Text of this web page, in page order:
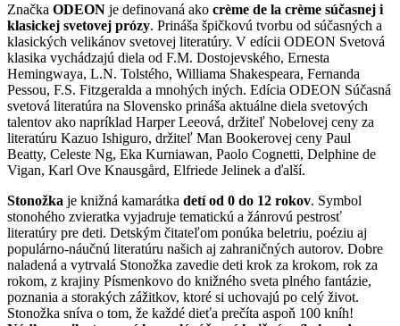
Značka ODEON je definovaná ako crème de la crème súčasnej i
klasickej svetovej prózy. Prináša špičkovú tvorbu od súčasných a
klasických velikánov svetovej literatúry. V edícii ODEON Svetová
klasika vychádzajú diela od F.M. Dostojevského, Ernesta
Hemingwaya, L.N. Tolstého, Williama Shakespeara, Fernanda
Pessou, F.S. Fitzgeralda a mnohých iných. Edícia ODEON Súčasná
svetová literatúra na Slovensko prináša aktuálne diela svetových
talentov ako napríklad Harper Leeová, držiteľ Nobelovej ceny za
literatúru Kazuo Ishiguro, držiteľ Man Bookerovej ceny Paul
Beatty, Celeste Ng, Eka Kurniawan, Paolo Cognetti, Delphine de
Vigan, Karl Ove Knausgård, Elfriede Jelinek a ďalší.
Stonožka je knižná kamarátka detí od 0 do 12 rokov. Symbol
stonohého zvieratka vyjadruje tematickú a žánrovú pestrosť
literatúry pre deti. Detským čitateľom ponúka beletriu, poéziu aj
populárno-náučnú literatúru našich aj zahraničných autorov. Dobre
naladená a vytrvalá Stonožka zavedie deti krok za krokom, rok za
rokom, z krajiny Písmenkovo do knižného sveta plného fantázie,
poznania a storakých zážitkov, ktoré si uchovajú po celý život.
Stonožka sníva o tom, že každé dieťa prečíta aspoň 100 kníh!